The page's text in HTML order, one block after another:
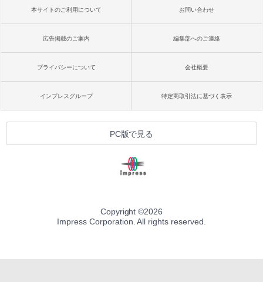
本サイトのご利用について お問い合わせ
広告掲載のご案内 編集部へのご連絡
プライバシーについて 会社概要
インプレスグループ 特定商取引法に基づく表示
PC版で見る
Copyright ©2026
Impress Corporation. All rights reserved.